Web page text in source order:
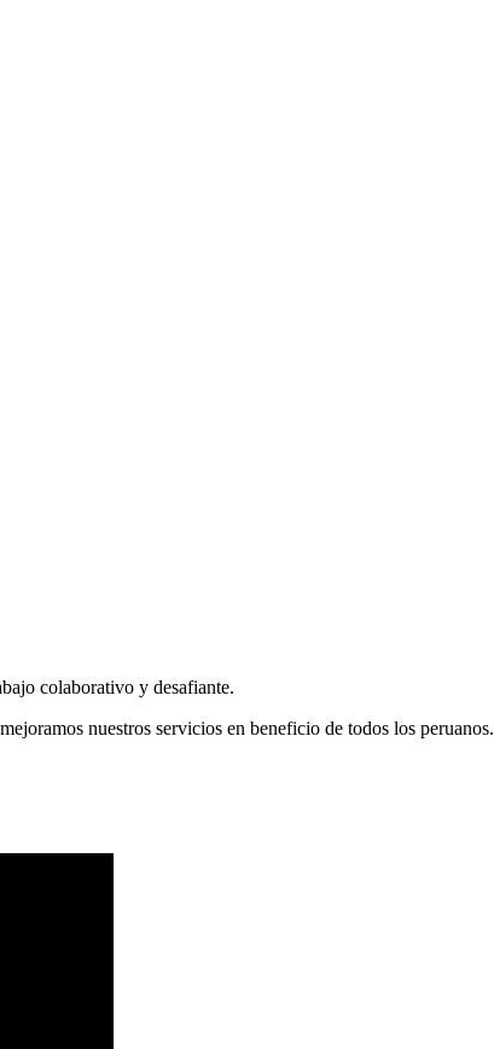
colaborativo y desafiante.
nuestros servicios en beneficio de todos los peruanos.